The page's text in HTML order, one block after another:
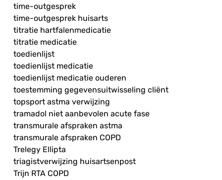
time-outgesprek
time-outgesprek huisarts
titratie hartfalenmedicatie
titratie medicatie
toedienlijst
toedienlijst medicatie
toedienlijst medicatie ouderen
toestemming gegevensuitwisseling cliënt
topsport astma verwijzing
tramadol niet aanbevolen acute fase
transmurale afspraken astma
transmurale afspraken COPD
Trelegy Ellipta
triagistverwijzing huisartsenpost
Trijn RTA COPD